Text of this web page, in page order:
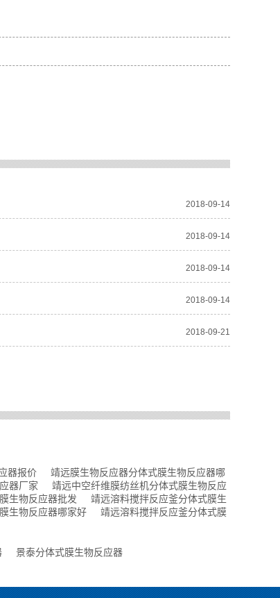
2018-09-14
2018-09-14
2018-09-14
2018-09-14
2018-09-21
器报价
靖远膜生物反应器分体式膜生物反应器哪
器厂家
靖远中空纤维膜纺丝机分体式膜生物反应
生物反应器批发
靖远溶料搅拌反应釜分体式膜生
生物反应器哪家好
靖远溶料搅拌反应釜分体式膜
景泰分体式膜生物反应器